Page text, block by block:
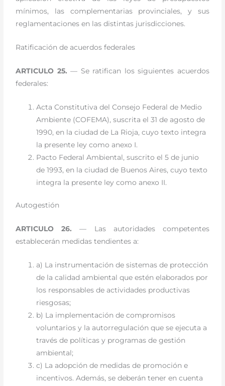
mínimos, las complementarias provinciales, y sus
reglamentaciones en las distintas jurisdicciones.
Ratificación de acuerdos federales
ARTICULO 25.— Se ratifican los siguientes acuerdos
federales:
Acta Constitutiva del Consejo Federal de Medio
Ambiente (COFEMA), suscrita el 31 de agosto de
1990, en la ciudad de La Rioja, cuyo texto integra
la presente ley como anexo I.
Pacto Federal Ambiental, suscrito el 5 de junio
de 1993, en la ciudad de Buenos Aires, cuyo texto
integra la presente ley como anexo II.
Autogestión
ARTICULO 26.— Las autoridades competentes
establecerán medidas tendientes a:
a) La instrumentación de sistemas de protección
de la calidad ambiental que estén elaborados por
los responsables de actividades productivas
riesgosas;
b) La implementación de compromisos
voluntarios y la autorregulación que se ejecuta a
través de políticas y programas de gestión
ambiental;
c) La adopción de medidas de promoción e
incentivos. Además, se deberán tener en cuenta